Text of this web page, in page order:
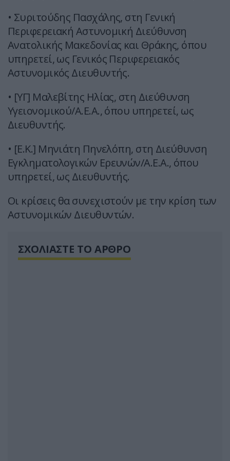
• Συριτούδης Πασχάλης, στη Γενική
Περιφερειακή Αστυνομική Διεύθυνση
Ανατολικής Μακεδονίας και Θράκης, όπου
υπηρετεί, ως Γενικός Περιφερειακός
Αστυνομικός Διευθυντής.
• [ΥΓ] Μαλεβίτης Ηλίας, στη Διεύθυνση
Υγειονομικού/Α.Ε.Α., όπου υπηρετεί, ως
Διευθυντής.
• [Ε.Κ.] Μηνιάτη Πηνελόπη, στη Διεύθυνση
Εγκληματολογικών Ερευνών/Α.Ε.Α., όπου
υπηρετεί, ως Διευθυντής.
Οι κρίσεις θα συνεχιστούν με την κρίση των
Αστυνομικών Διευθυντών.
ΣΧΟΛΙΑΣΤΕ ΤΟ ΑΡΘΡΟ